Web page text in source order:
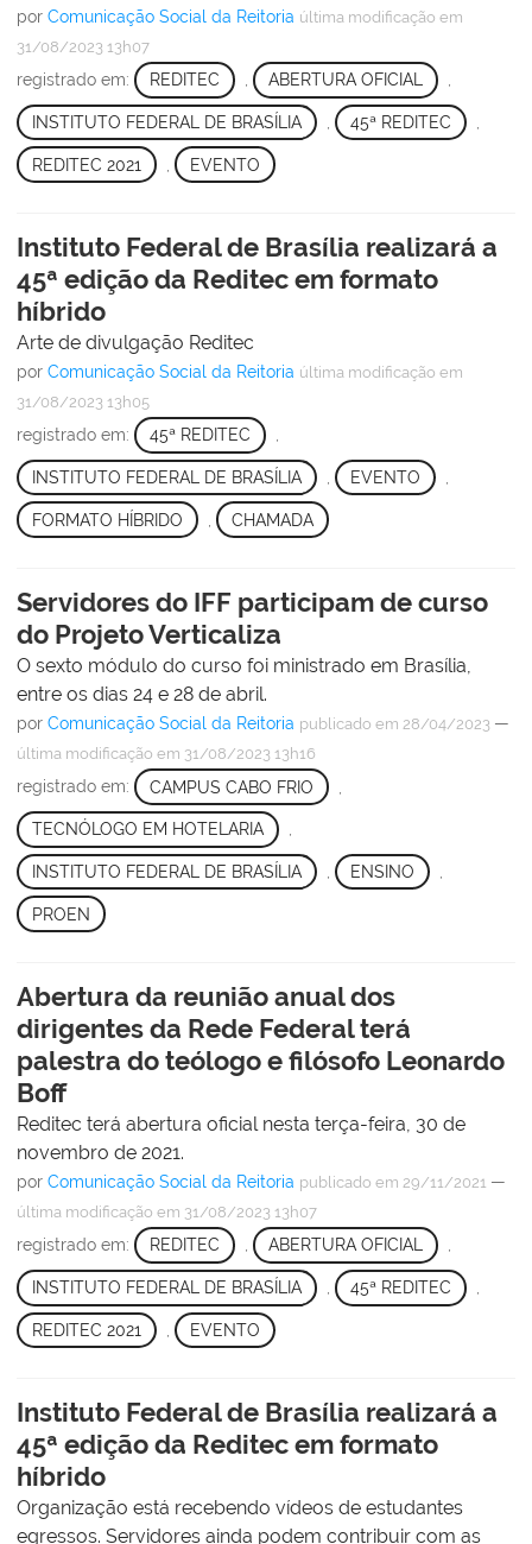
por Comunicação Social da Reitoria última modificação em
31/08/2023 13h07
registrado em: REDITEC , ABERTURA OFICIAL ,
INSTITUTO FEDERAL DE BRASÍLIA 45ª REDITEC
REDITEC 2021 EVENTO
Instituto Federal de Brasília realizará a
45ª edição da Reditec em formato
híbrido
Arte de divulgação Reditec
por Comunicação Social da Reitoria última modificação em
31/08/2023 13h05
registrado em: 45ª REDITEC ,
INSTITUTO FEDERAL DE BRASÍLIA EVENTO
FORMATO HÍBRIDO CHAMADA
Servidores do IFF participam de curso
do Projeto Verticaliza
O sexto módulo do curso foi ministrado em Brasília,
entre os dias 24 e 28 de abril.
por Comunicação Social da Reitoria publicado em 28/04/2023 —
última modificação em 31/08/2023 13h16
registrado em: CAMPUS CABO FRIO
TECNÓLOGO EM HOTELARIA ,
INSTITUTO FEDERAL DE BRASÍLIA ENSINO
PROEN
Abertura da reunião anual dos
dirigentes da Rede Federal terá
palestra do teólogo e filósofo Leonardo
Boff
Reditec terá abertura oficial nesta terça-feira, 30 de
novembro de 2021.
por Comunicação Social da Reitoria publicado em 29/11/2021 —
última modificação em 31/08/2023 13h07
registrado em: REDITEC , ABERTURA OFICIAL ,
INSTITUTO FEDERAL DE BRASÍLIA 45ª REDITEC
REDITEC 2021 EVENTO
Instituto Federal de Brasília realizará a
45ª edição da Reditec em formato
híbrido
Organização está recebendo vídeos de estudantes
egressos. Servidores ainda podem contribuir com as